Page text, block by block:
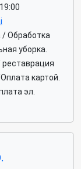
/ Обработка
уборка.
картой.
эл.